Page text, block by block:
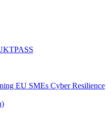
EU SMEs Cyber Resilience